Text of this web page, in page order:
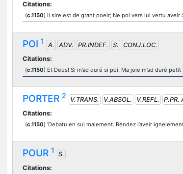
Citations:
(c.1150) li sire est de grant poeir; Ne poi vers lui vertu aveir
POI 1 A. ADV. PR.INDEF. S.
CONJ.LOC.
Citations:
(c.1150) Et Deus! Si m’ad duré si poi. Ma joie m’ad duré petit
PORTER 2 V.TRANS. V.ABSOL. V.REFL. P.PR.
Citations:
(c.1150) 'Debatu en sui malement. Rendez l’aveir
POUR 1
S.
Citations: